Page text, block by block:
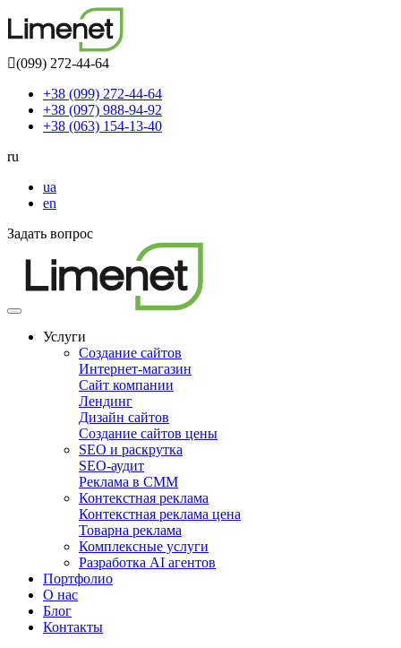
(099) 272-44-64
+38 (099) 272-44-64
+38 (097) 988-94-92
+38 (063) 154-13-40
ru
ua
en
Задать вопрос
Toggle
navigationУслуги
Создание сайтов
Интернет-магазин
Сайт компании
Лендинг
Дизайн сайтов
Создание сайтов цены
SEO и раскрутка
SEO-аудит
Реклама в СММ
Контекстная реклама
Контекстная реклама цена
Товарна реклама
Комплексные услуги
Разработка AI агентов
Портфолио
О нас
Блог
Контакты